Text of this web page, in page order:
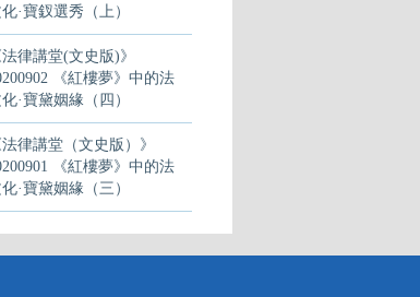
·寶釵選秀（上）
法律講堂(文史版)》
《紅樓夢》中的法
·寶黛姻緣（四）
法律講堂（文史版）》
《紅樓夢》中的法
·寶黛姻緣（三）
律講堂（文史版）》
《紅樓夢》中的法